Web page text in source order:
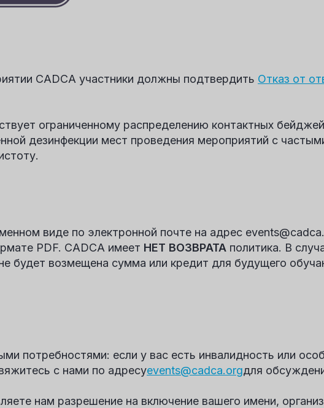
CADCA участники должны подтвердить Отказ от
ограниченному распределению контактных
дезинфекции мест проведения мероприятий с
виде по электронной почте на адрес
PDF. CADCA имеет НЕТ ВОЗВРАТА политика. В
будет возмещена сумма или кредит для будущего
потребностями: если у вас есть инвалидность или
с нами по адресуevents@cadca.orgдля
нам разрешение на включение вашего имени,